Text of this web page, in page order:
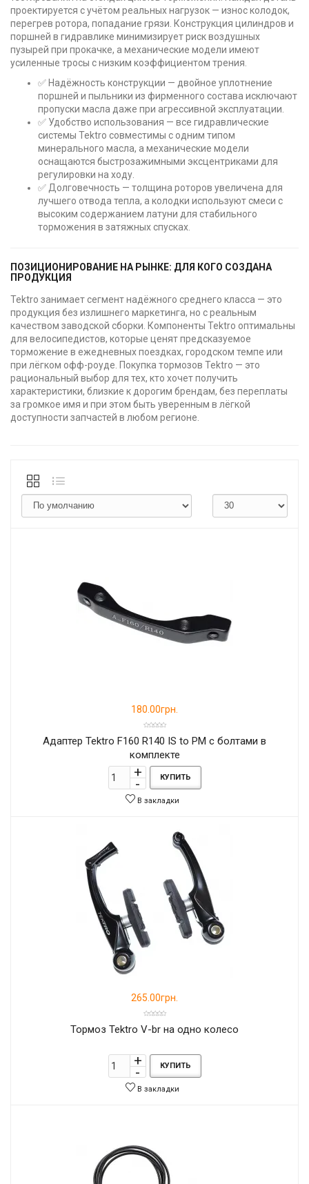
проектируется с учётом реальных нагрузок — износ колодок,
перегрев ротора, попадание грязи. Конструкция цилиндров и
поршней в гидравлике минимизирует риск воздушных
пузырей при прокачке, а механические модели имеют
усиленные тросы с низким коэффициентом трения.
✅ Надёжность конструкции — двойное уплотнение
поршней и пыльники из фирменного состава исключают
пропуски масла даже при агрессивной эксплуатации.
✅ Удобство использования — все гидравлические
системы Tektro совместимы с одним типом
минерального масла, а механические модели
оснащаются быстрозажимными эксцентриками для
регулировки на ходу.
✅ Долговечность — толщина роторов увеличена для
лучшего отвода тепла, а колодки используют смеси с
высоким содержанием латуни для стабильного
торможения в затяжных спусках.
ПОЗИЦИОНИРОВАНИЕ НА РЫНКЕ: ДЛЯ КОГО СОЗДАНА
ПРОДУКЦИЯ
Tektro занимает сегмент надёжного среднего класса — это
продукция без излишнего маркетинга, но с реальным
качеством заводской сборки. Компоненты Tektro оптимальны
для велосипедистов, которые ценят предсказуемое
торможение в ежедневных поездках, городском темпе или
при лёгком офф-роуде. Покупка тормозов Tektro — это
рациональный выбор для тех, кто хочет получить
характеристики, близкие к дорогим брендам, без переплаты
за громкое имя и при этом быть уверенным в лёгкой
доступности запчастей в любом регионе.
180.00грн.
Адаптер Tektro F160 R140 IS to PM с болтами в
комплекте
КУПИТЬ
В закладки
265.00грн.
Тормоз Tektro V-br на одно колесо
КУПИТЬ
В закладки